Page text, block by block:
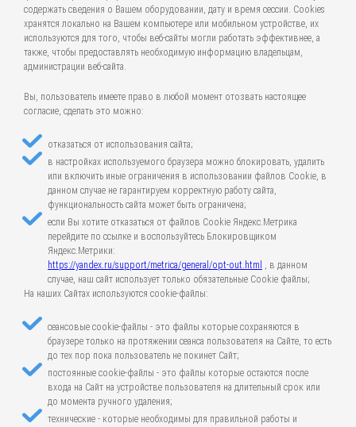
содержать сведения о Вашем оборудовании, дату и время сессии. Cookies
хранятся локально на Вашем компьютере или мобильном устройстве, их
используются для того, чтобы веб-сайты могли работать эффективнее, а
также, чтобы предоставлять необходимую информацию владельцам,
администрации веб-сайта.
Вы, пользователь имеете право в любой момент отозвать настоящее
согласие, сделать это можно:
отказаться от использования сайта;
в настройках используемого браузера можно блокировать, удалить
или включить иные ограничения в использовании файлов Cookie, в
данном случае не гарантируем корректную работу сайта,
функциональность сайта может быть ограничена;
если Вы хотите отказаться от файлов Cookie Яндекс.Метрика
перейдите по ссылке и воспользуйтесь Блокировщиком
Яндекс.Метрики:
https://yandex.ru/support/metrica/general/opt-out.html , в данном
случае, наш сайт использует только обязательные Cookie файлы;
На наших Сайтах используются cookie-файлы:
сеансовые cookie-файлы - это файлы которые сохраняются в
браузере только на протяжении сеанса пользователя на Сайте, то есть
до тех пор пока пользователь не покинет Сайт;
постоянные cookie-файлы - это файлы которые остаются после
входа на Сайт на устройстве пользователя на длительный срок или
до момента ручного удаления;
технические - которые необходимы для правильной работы и